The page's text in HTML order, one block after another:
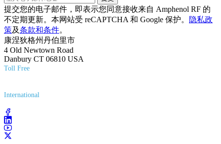
提交您的电子邮件，即表示您同意接收来自 Amphenol RF 的
不定期更新。本网站受 reCAPTCHA 和 Google 保护。
隐私政
策及条款和条件。
康涅狄格州丹伯里市
4 Old Newtown Road
Danbury CT 06810 USA
Toll Free
International